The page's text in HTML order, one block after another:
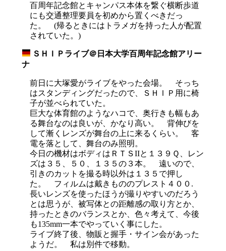
百周年記念館とキャンパス本体を繋ぐ横断歩道
にも交通整理要員を初めから置くべきだっ
た。 (帰るときにはトラメガを持った人が配置
されていた。)
ＳＨＩＰライブ＠日本大学百周年記念館アリー
ナ
前日に大塚愛がライブをやった会場。 そっち
はスタンディングだったので、ＳＨＩＰ用に椅
子が並べられていた。
巨大な体育館のようなハコで、奥行きも幅もあ
る舞台なのは良いが、かなり高い。 背伸びを
して漸くレンズが舞台の上に来るくらい。 客
電を落として、舞台のみ照明。
今日の機材はボディはＲＴＳIIと１３９Ｑ、レン
ズは３５、５０、１３５の３本。 遠いので、
引きのカットを撮る時以外は１３５で押し
た。 フィルムは戴きもののプレスト４００.
長いレンズを使ったほうが撮りやすいのだろう
とは思うが、被写体との距離感の取り方とか、
持ったときのバランスとか、色々考えて、今後
も135mm一本でやっていく事にした。
ライブ終了後、物販と握手・サイン会があった
ようだ。 私は別件で移動。